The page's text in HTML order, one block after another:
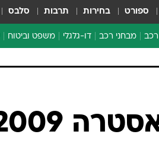
ספורט בחירות תרבות סלבס
מבחני רכב דו-גלגלי משפט וביטוח
2009